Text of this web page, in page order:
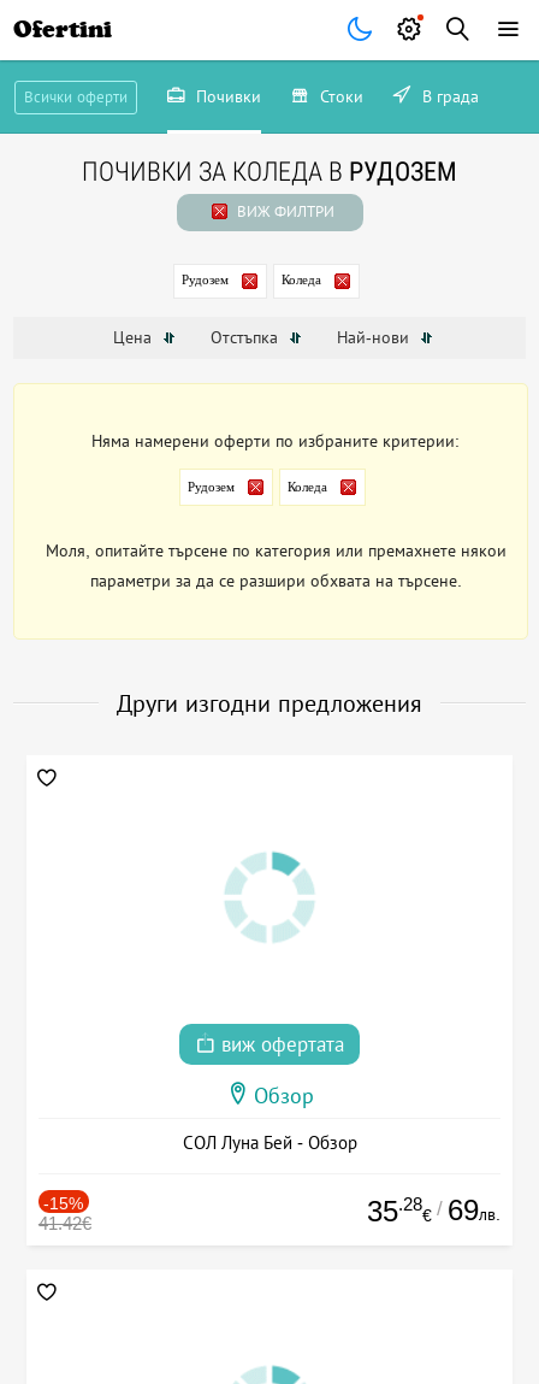
Ofertini
Всички оферти Почивки Стоки В града
ПОЧИВКИ ЗА КОЛЕДА В РУДОЗЕМ
ВИЖ ФИЛТРИ
Рудозем Коледа
Цена Отстъпка Най-нови
Няма намерени оферти по избраните критерии:
Рудозем Коледа
Моля, опитайте търсене по категория или премахнете някои
параметри за да се разшири обхвата на търсене.
Други изгодни предложения
виж офертата
Обзор
СОЛ Луна Бей - Обзор
-15%
41.42€ 35.28
€ / 69лв.